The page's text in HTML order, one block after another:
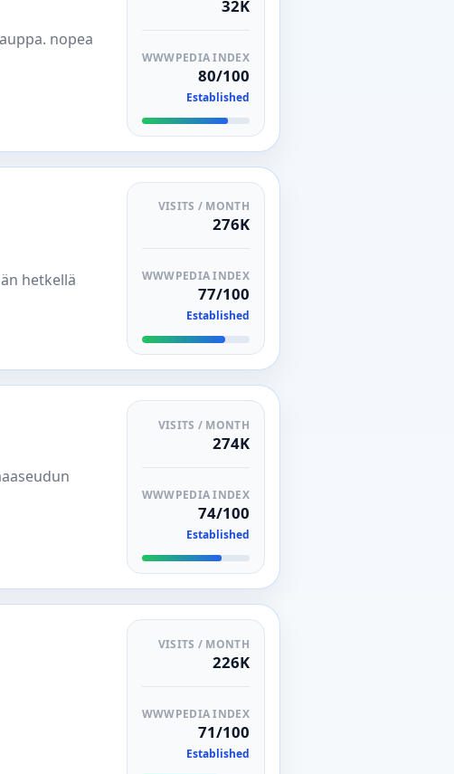
nopea
32K
WWWPEDIA INDEX
80/100
Established
hetkellä
VISITS / MONTH
276K
WWWPEDIA INDEX
77/100
Established
VISITS / MONTH
274K
WWWPEDIA INDEX
74/100
Established
VISITS / MONTH
226K
WWWPEDIA INDEX
71/100
Established